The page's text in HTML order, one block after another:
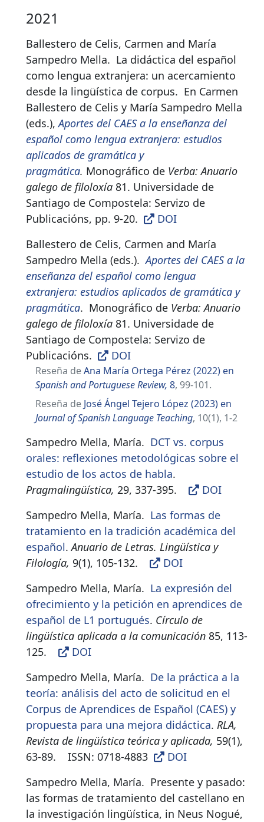
2021
Ballestero de Celis, Carmen and María
Sampedro Mella. La didáctica del español
como lengua extranjera: un acercamiento
desde la lingüística de corpus. En Carmen
Ballestero de Celis y María Sampedro Mella
(eds.),Aportes del CAES a la enseñanza del
español como lengua extranjera: estudios
aplicados de gramática y
pragmática. Monográfico de Verba: Anuario
galego de filoloxía 81. Universidade de
Santiago de Compostela: Servizo de
Publicacións, pp. 9-20.
DOI
Ballestero de Celis, Carmen and María
Sampedro Mella (eds.). Aportes del CAES a la
enseñanza del español como lengua
extranjera: estudios aplicados de gramática y
pragmática. Monográfico de Verba: Anuario
galego de filoloxía 81. Universidade de
Santiago de Compostela: Servizo de
Publicacións.
DOI
Reseña deAna María Ortega Pérez (2022) en
Spanish and Portuguese Review, 8, 99-101.
Reseña de José Ángel Tejero López (2023) en
Journal of Spanish Language Teaching, 10(1), 1-2
Sampedro Mella, María. DCT vs. corpus
orales: reflexiones metodológicas sobre el
estudio de los actos de habla.
Pragmalingüística, 29, 337-395.
DOI
Sampedro Mella, María. Las formas de
tratamiento en la tradición académica del
español.Anuario de Letras. Lingüística y
Filología, 9(1), 105-132.
DOI
Sampedro Mella, María. La expresión del
ofrecimiento y la petición en aprendices de
español de L1 portugués. Círculo de
lingüística aplicada a la comunicación 85, 113-
125.
DOI
Sampedro Mella, María. De la práctica a la
teoría: análisis del acto de solicitud en el
Corpus de Aprendices de Español (CAES) y
propuesta para una mejora didáctica. RLA,
Revista de lingüística teórica y aplicada, 59(1),
63-89. ISSN: 0718-4883
DOI
Sampedro Mella, María. Presente y pasado:
las formas de tratamiento del castellano en
la investigación lingüística, in Neus Nogué,